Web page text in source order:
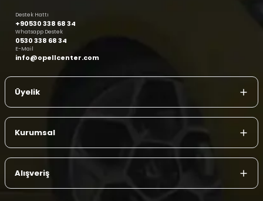
Destek Hattı
+90530 338 68 34
Whatsapp Destek
0530 338 68 34
E-Mail
info@opellcenter.com
Üyelik
Kurumsal
Alışveriş